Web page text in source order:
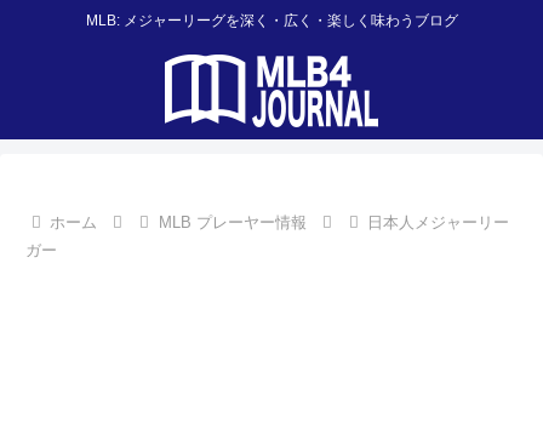
MLB: メジャーリーグを深く・広く・楽しく味わうブログ
ホーム MLB プレーヤー情報
日本人メジャーリー
ガー